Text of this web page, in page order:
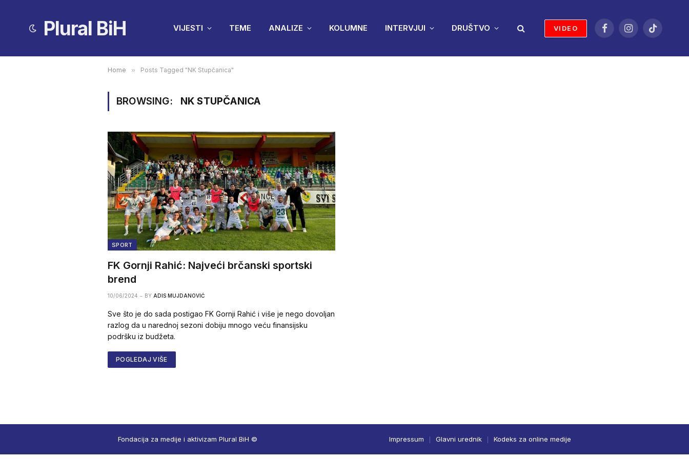
Plural BiH VIJESTI TEME ANALIZE KOLUMNE INTERVJUI DRUŠTVO VIDEO
FacebookInstagramTikTok
Home » Posts Tagged "NK Stupčanica"
BROWSING: NK STUPČANICA
SPORT
FK Gornji Rahić: Najveći brčanski sportski
brend
10/06/2024 BY ADIS MUJDANOVIĆ
Sve što je do sada postigao FK Gornji Rahić i više je nego dovoljan
razlog da u narednoj sezoni dobiju mnogo veću finansijsku
podršku iz budžeta.
POGLEDAJ VIŠE
Fondacija za medije i aktivizam Plural BiH © Impressum Glavni urednik Kodeks za online medije